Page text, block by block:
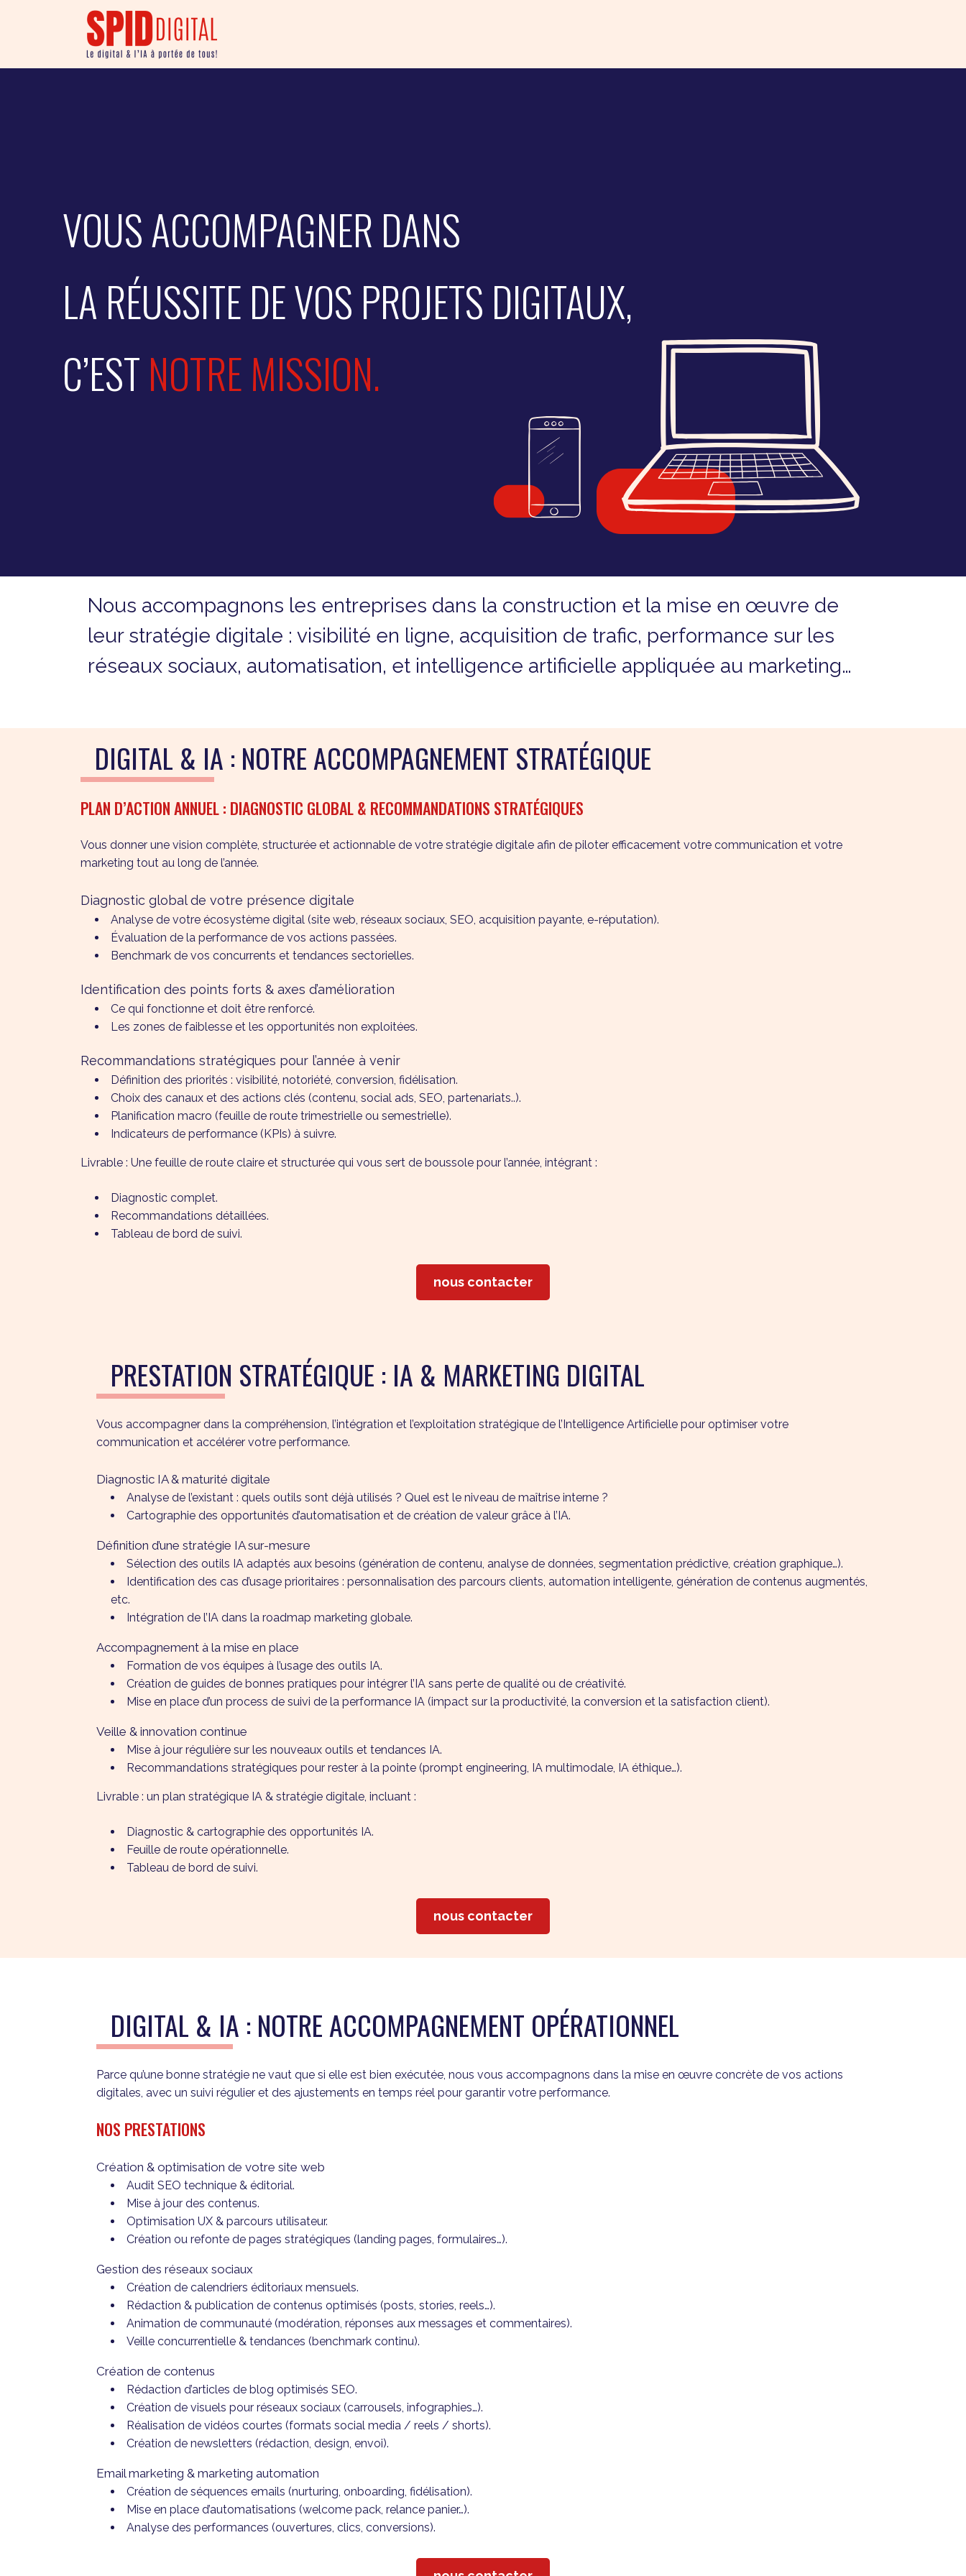
VOUS ACCOMPAGNER DANS
LA RÉUSSITE DE VOS PROJETS DIGITAUX,
C’ESTNOTRE MISSION.
Nous accompagnons les entreprises dans la construction et la mise en œuvre de
leur stratégie digitale : visibilité en ligne, acquisition de trafic, performance sur les
réseaux sociaux, automatisation, et intelligence artificielle appliquée au marketing…
DIGITAL & IA : NOTRE ACCOMPAGNEMENT STRATÉGIQUE
PLAN D’ACTION ANNUEL : DIAGNOSTIC GLOBAL & RECOMMANDATIONS STRATÉGIQUES
Vous donner une vision complète, structurée et actionnable de votre stratégie digitale afin de piloter efficacement votre communication et votre
marketing tout au long de l’année.
Diagnostic global de votre présence digitale
Analyse de votre écosystème digital (site web, réseaux sociaux, SEO, acquisition payante, e-réputation).
Évaluation de la performance de vos actions passées.
Benchmark de vos concurrents et tendances sectorielles.
Identification des points forts & axes d’amélioration
Ce qui fonctionne et doit être renforcé.
Les zones de faiblesse et les opportunités non exploitées.
Recommandations stratégiques pour l’année à venir
Définition des priorités : visibilité, notoriété, conversion, fidélisation.
Choix des canaux et des actions clés (contenu, social ads, SEO, partenariats..).
Planification macro (feuille de route trimestrielle ou semestrielle).
Indicateurs de performance (KPIs) à suivre.
Livrable : Une feuille de route claire et structurée qui vous sert de boussole pour l’année, intégrant :
Diagnostic complet.
Recommandations détaillées.
Tableau de bord de suivi.
nous contacter
PRESTATION STRATÉGIQUE : IA & MARKETING DIGITAL
Vous accompagner dans la compréhension, l’intégration et l’exploitation stratégique de l’Intelligence Artificielle pour optimiser votre
communication et accélérer votre performance.
Diagnostic IA & maturité digitale
Analyse de l’existant : quels outils sont déjà utilisés ? Quel est le niveau de maîtrise interne ?
Cartographie des opportunités d’automatisation et de création de valeur grâce à l’IA.
Définition d’une stratégie IA sur-mesure
Sélection des outils IA adaptés aux besoins (génération de contenu, analyse de données, segmentation prédictive, création graphique…).
Identification des cas d’usage prioritaires : personnalisation des parcours clients, automation intelligente, génération de contenus augmentés,
etc.
Intégration de l’IA dans la roadmap marketing globale.
Accompagnement à la mise en place
Formation de vos équipes à l’usage des outils IA.
Création de guides de bonnes pratiques pour intégrer l’IA sans perte de qualité ou de créativité.
Mise en place d’un process de suivi de la performance IA (impact sur la productivité, la conversion et la satisfaction client).
Veille & innovation continue
Mise à jour régulière sur les nouveaux outils et tendances IA.
Recommandations stratégiques pour rester à la pointe (prompt engineering, IA multimodale, IA éthique…).
Livrable : un plan stratégique IA & stratégie digitale, incluant :
Diagnostic & cartographie des opportunités IA.
Feuille de route opérationnelle.
Tableau de bord de suivi.
nous contacter
DIGITAL & IA : NOTRE ACCOMPAGNEMENT OPÉRATIONNEL
Parce qu’une bonne stratégie ne vaut que si elle est bien exécutée, nous vous accompagnons dans la mise en œuvre concrète de vos actions
digitales, avec un suivi régulier et des ajustements en temps réel pour garantir votre performance.
NOS PRESTATIONS
Création & optimisation de votre site web
Audit SEO technique & éditorial.
Mise à jour des contenus.
Optimisation UX & parcours utilisateur.
Création ou refonte de pages stratégiques (landing pages, formulaires…).
Gestion des réseaux sociaux
Création de calendriers éditoriaux mensuels.
Rédaction & publication de contenus optimisés (posts, stories, reels…).
Animation de communauté (modération, réponses aux messages et commentaires).
Veille concurrentielle & tendances (benchmark continu).
Création de contenus
Rédaction d’articles de blog optimisés SEO.
Création de visuels pour réseaux sociaux (carrousels, infographies…).
Réalisation de vidéos courtes (formats social media / reels / shorts).
Création de newsletters (rédaction, design, envoi).
Email marketing & marketing automation
Création de séquences emails (nurturing, onboarding, fidélisation).
Mise en place d’automatisations (welcome pack, relance panier…).
Analyse des performances (ouvertures, clics, conversions).